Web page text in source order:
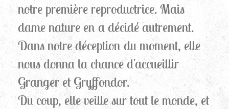
notre première reproductrice. Mais
dame nature en a décidé autrement.
Dans notre déception du moment, elle
nous donna la chance d'accueillir
Granger et Gryffondor.
Du coup, elle veille sur tout le monde, et